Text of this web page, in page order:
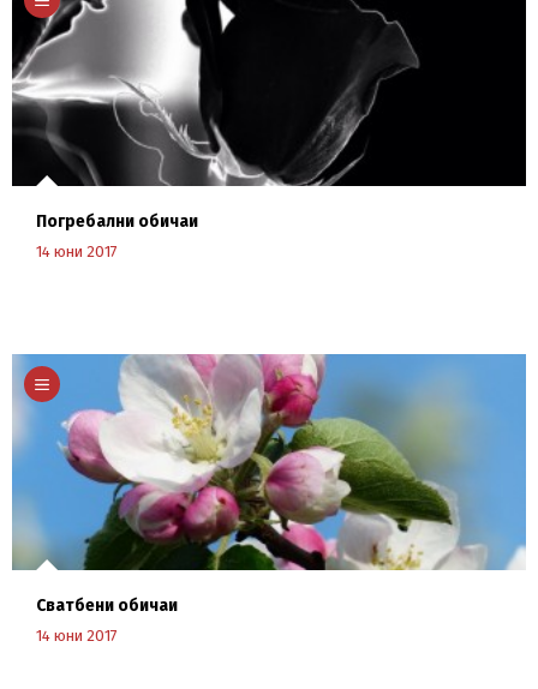
Погребални обичаи
14 юни 2017
Научи повече
Сватбени обичаи
14 юни 2017